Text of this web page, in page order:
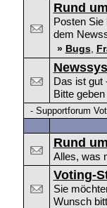
Rund
Posten Sie
dem
» Bugs,
Das ist gut
Bitte
- Supportforum
Rund
Alles, was
Voting-
Sie
Wunsch